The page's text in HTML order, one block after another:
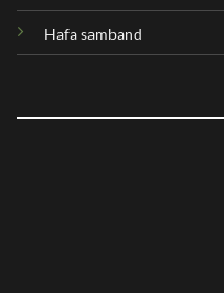
Hafa samband